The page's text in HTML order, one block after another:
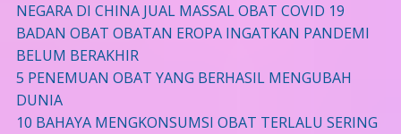
NEGARA DI CHINA JUAL MASSAL OBAT COVID 19
BADAN OBAT OBATAN EROPA INGATKAN PANDEMI
BELUM BERAKHIR
5 PENEMUAN OBAT YANG BERHASIL MENGUBAH
DUNIA
10 BAHAYA MENGKONSUMSI OBAT TERLALU SERING